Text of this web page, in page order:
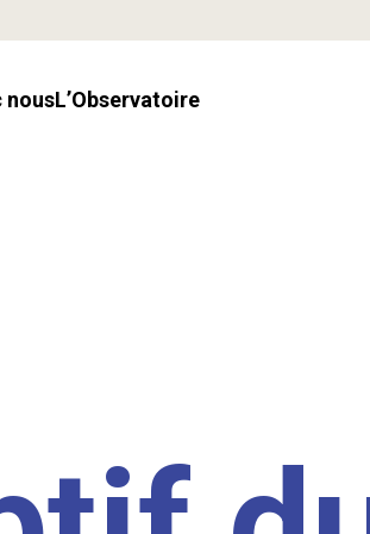
nous l’Observatoire